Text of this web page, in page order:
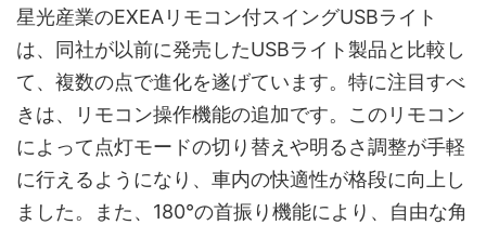
星光産業のEXEAリモコン付スイングUSBライト
は、同社が以前に発売したUSBライト製品と比較し
て、複数の点で進化を遂げています。特に注目すべ
きは、リモコン操作機能の追加です。このリモコン
によって点灯モードの切り替えや明るさ調整が手軽
に行えるようになり、車内の快適性が格段に向上し
ました。また、180°の首振り機能により、自由な角